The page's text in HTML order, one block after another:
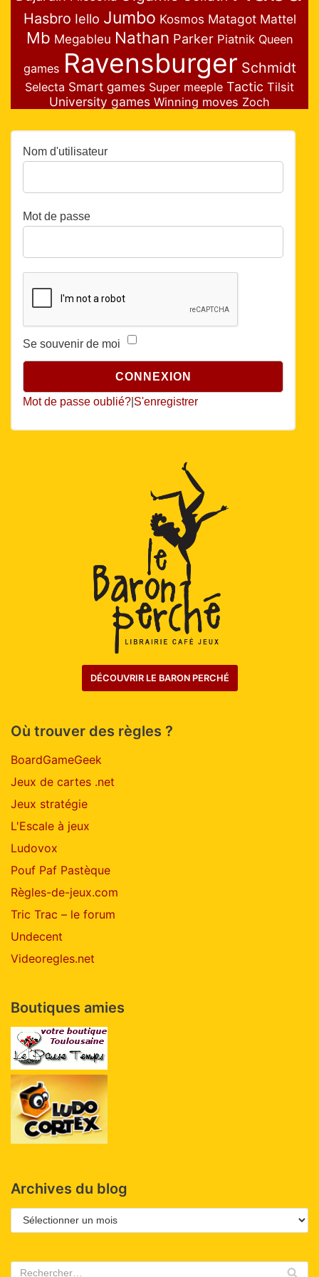
Hasbro Iello Jumbo Kosmos Matagot Mattel
Mb Megableu Nathan Parker Piatnik Queen
games Ravensburger Schmidt
Selecta Smart games Super meeple Tactic Tilsit
University games Winning moves Zoch
Nom d'utilisateur
Mot de passe
Se souvenir de moi
Mot de passe oublié? S'enregistrer
DÉCOUVRIR LE BARON PERCHÉ
Où trouver des règles ?
BoardGameGeek
Jeux de cartes .net
Jeux stratégie
L'Escale à jeux
Ludovox
Pouf Paf Pastèque
Règles-de-jeux.com
Tric Trac – le forum
Undecent
Videoregles.net
Boutiques amies
Archives du blog